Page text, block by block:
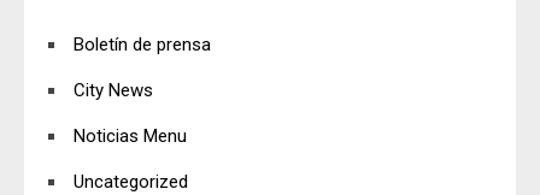
Boletín de prensa
City News
Noticias Menu
Uncategorized